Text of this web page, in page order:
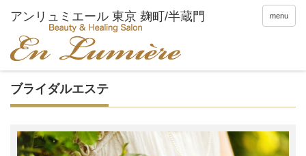
menu
ブライダルエステ